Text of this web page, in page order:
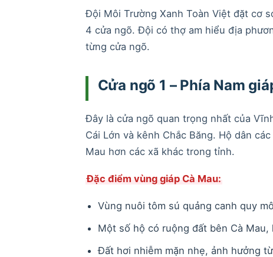
Đội Môi Trường Xanh Toàn Việt đặt cơ
4 cửa ngõ. Đội có thợ am hiểu địa
từng cửa ngõ.
Cửa ngõ 1 – Phía Nam
Đây là cửa ngõ quan trọng nhất của
Cái Lớn và kênh Chắc Băng. Hộ dân
Mau hơn các xã khác trong tỉnh.
Đặc điểm vùng giáp Cà Mau:
Vùng nuôi tôm sú quảng canh quy
Một số hộ có ruộng đất bên Cà Mau,
Đất hơi nhiễm mặn nhẹ, ảnh hưởng